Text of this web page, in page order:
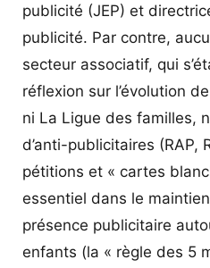
publicité (JEP) et
publicité. Par contre,
secteur associatif, qui
réflexion sur l’évolution
ni La Ligue des familles,
d’anti-publicitaires (RAP,
pétitions et « cartes
essentiel dans le
présence publicitaire
enfants (la « règle des 5